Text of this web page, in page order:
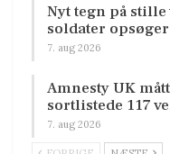
Nyt tegn på
soldater
7. aug 2026
Amnesty UK
sortlistede 117
7. aug 2026